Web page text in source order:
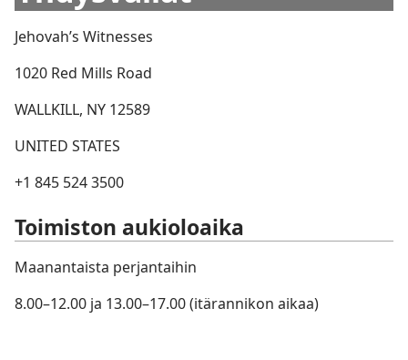
Jehovah’s Witnesses
1020 Red Mills Road
WALLKILL, NY 12589
UNITED STATES
+1 845 524 3500
Toimiston aukioloaika
Maanantaista perjantaihin
8.00–12.00 ja 13.00–17.00 (itärannikon aikaa)